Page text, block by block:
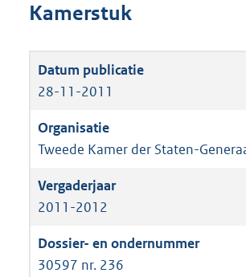
Kamerstuk
28-11-2011
Tweede Kamer der Staten-
2011-2012
30597 nr. 236